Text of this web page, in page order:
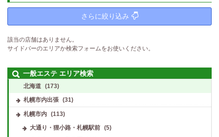
さらに絞り込み
該当の店舗はありません。
サイドバーのエリアか検索フォームをお使いください。
一般エステ エリア検索
北海道 (173)
札幌市内出張 (31)
札幌市内 (113)
大通り・狸小路・札幌駅前
(5)